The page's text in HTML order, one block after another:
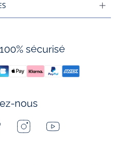
sécurisé
nous
Tiktok InstagramYoutube